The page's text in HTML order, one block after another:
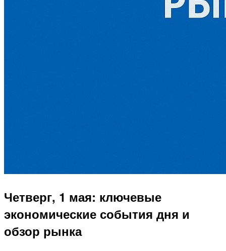
Четверг, 1 мая: ключевые
экономические события дня и
обзор рынка